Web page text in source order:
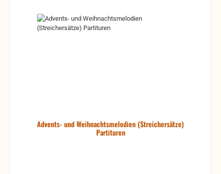
Advents- und Weihnachtsmelodien (Streichersätze)
Partituren